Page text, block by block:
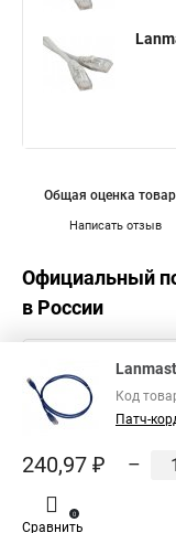
Написать отзыв
Общая оценка
Официальный
в России
Код
Патч-
240,97 ₽ –
Сравнить
0